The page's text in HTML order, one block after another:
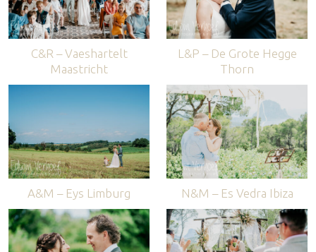
C&R – Vaeshartelt
Maastricht
L&P – De Grote Hegge
Thorn
A&M – Eys Limburg N&M – Es Vedra Ibiza